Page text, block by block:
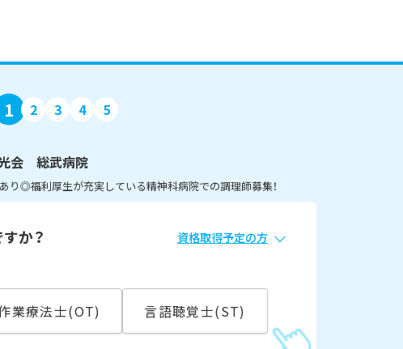
1 2 3 4 5
会 総武病院
あり◎福利厚生が充実している精神科病院での調理師募集！
か？ 資格取得予定の方
業療法士(OT) 言語聴覚士(ST)